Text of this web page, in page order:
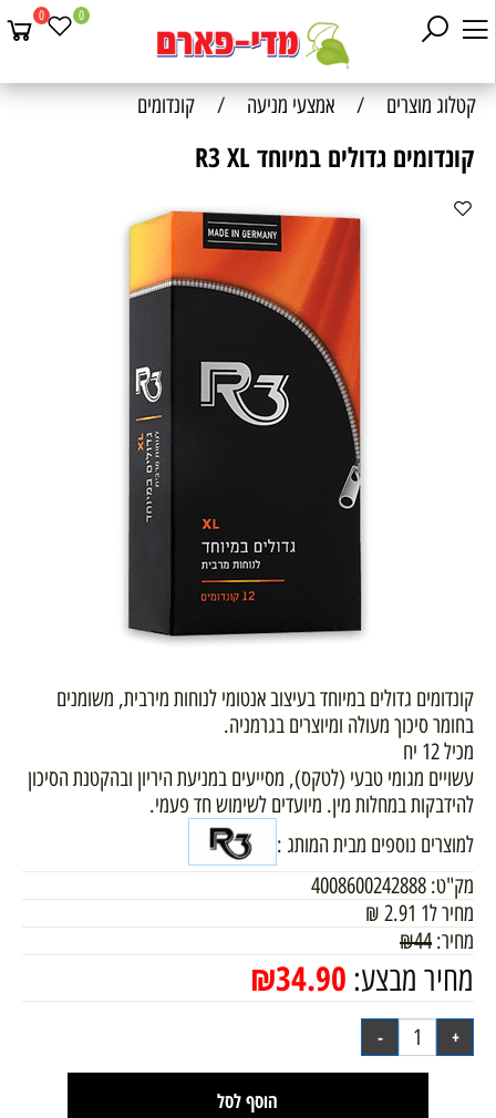
0 0
קטלוג מוצרים / אמצעי מניעה / קונדומים
קונדומים גדולים במיוחד R3 XL
קונדומים גדולים במיוחד בעיצוב אנטומי לנוחות מירבית, משומנים
בחומר סיכוך מעולה ומיוצרים בגרמניה.
מכיל 12 יח
עשויים מגומי טבעי (לטקס), מסייעים במניעת היריון ובהקטנת הסיכון
להידבקות במחלות מין. מיועדים לשימוש חד פעמי.
למוצרים נוספים מבית המותג :
מק"ט: 4008600242888
מחיר ל1 2.91
₪
מחיר:
₪44
מחיר מבצע: ₪34.90
הוסף לסל